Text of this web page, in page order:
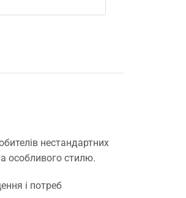
нестандартних
особливого стилю.
і потреб